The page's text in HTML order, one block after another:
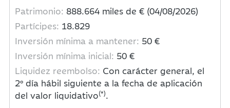
Patrimonio: 888.664 miles de € (04/08/2026)
Partícipes: 18.829
Inversión mínima a mantener: 50 €
Inversión mínima inicial: 50 €
Liquidez reembolso: Con carácter general, el
2º día hábil siguiente a la fecha de aplicación
del valor liquidativo(*).